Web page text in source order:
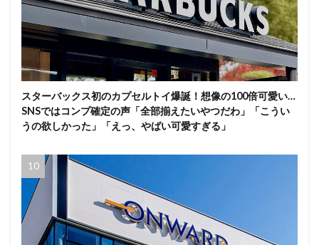
スターバックス初のカプセルトイ爆誕！想像の100倍可愛い…
SNSではコンプ確定の声「全部揃えたいやつだわ」「こうい
うの欲しかった」「えっ、やばい可愛すぎる」